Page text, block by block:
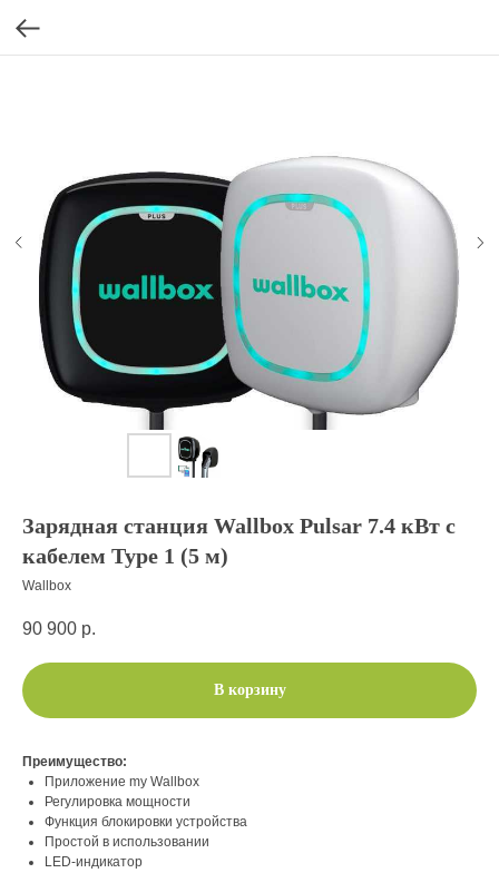
Зарядная станция Wallbox Pulsar 7.4 кВт c
кабелем Type 1 (5 м)
Wallbox
90 900 р.
В корзину
Преимущество:
Приложение my Wallbox
Регулировка мощности
Функция блокировки устройства
Простой в использовании
LED-индикатор